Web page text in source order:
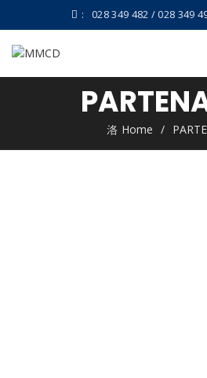
: 028 349 482 / 028 349
Home